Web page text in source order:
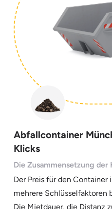
Abfallcontainer
Klicks
Die Zusammensetzung der
Der Preis für den
mehrere Schlüsselfaktoren
Die Mietdauer, die Distanz